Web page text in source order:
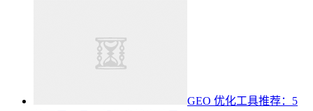
GEO 优化工具推荐：5